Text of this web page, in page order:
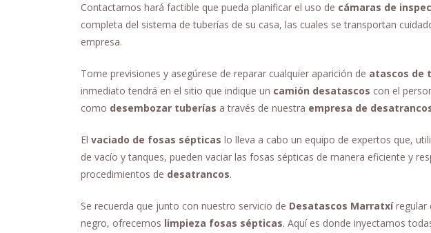
Contactarnos hará factible que pueda planificar el uso de cámaras de
completa del sistema de tuberías de su casa, las cuales se transportan
empresa.
Tome previsiones y asegúrese de reparar cualquier aparición de atascos de
inmediato tendrá en el sitio que indique un camión desatascos con el
como desembozar tuberías a través de nuestra empresa de
El vaciado de fosas sépticas lo lleva a cabo un equipo de expertos que,
de vacío y tanques, pueden vaciar las fosas sépticas de manera eficiente y
procedimientos de desatrancos.
Se recuerda que junto con nuestro servicio de Desatascos Marratxíregular
negro, ofrecemos limpieza fosas sépticas. Aquí es donde inyectamos